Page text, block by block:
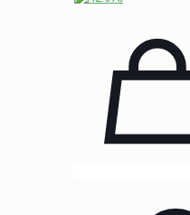
$38.72.$28.19.